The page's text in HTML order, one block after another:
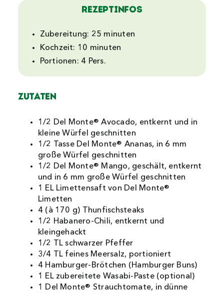
Rezeptinfos
Zubereitung: 25 minuten
Kochzeit: 10 minuten
Portionen: 4 Pers.
Zutaten
1/2 Del Monte® Avocado, entkernt und in
kleine Würfel geschnitten
1/2 Tasse Del Monte® Ananas, in 6 mm
große Würfel geschnitten
1/2 Del Monte® Mango, geschält, entkernt
und in 6 mm große Würfel geschnitten
1 EL Limettensaft von Del Monte®
Limetten
4 (à 170 g) Thunfischsteaks
1/2 Habanero-Chili, entkernt und
kleingehackt
1/2 TL schwarzer Pfeffer
3/4 TL feines Meersalz, portioniert
4 Hamburger-Brötchen (Hamburger Buns)
1 EL zubereitete Wasabi-Paste (optional)
1 Del Monte® Strauchtomate, in dünne